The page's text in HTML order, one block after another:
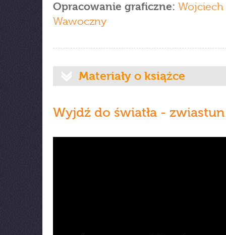
Opracowanie graficzne: Wojciech
Wawoczny
Materiały o książce
Wyjdź do światła -